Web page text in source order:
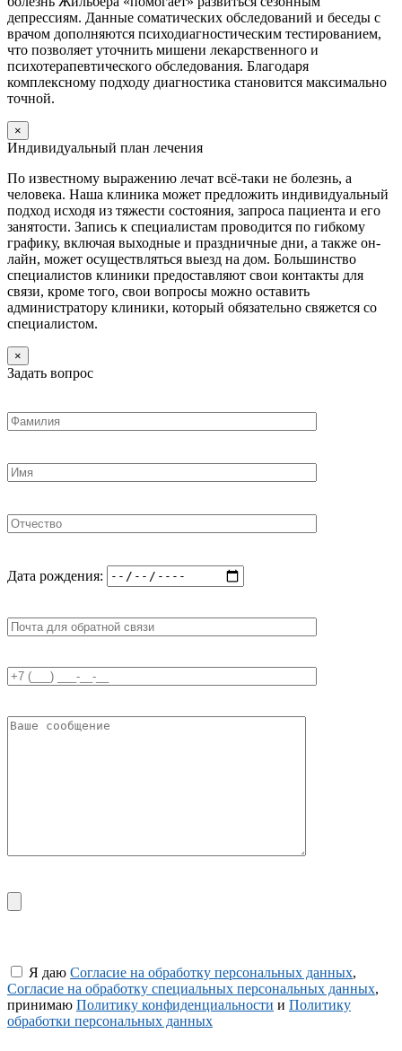
депрессиям. Данные соматических обследований и беседы с
врачом дополняются психодиагностическим тестированием,
что позволяет уточнить мишени лекарственного и
психотерапевтического обследования. Благодаря
комплексному подходу диагностика становится максимально
точной.
×
Индивидуальный план лечения
По известному выражению лечат всё-таки не болезнь, а
человека. Наша клиника может предложить индивидуальный
подход исходя из тяжести состояния, запроса пациента и его
занятости. Запись к специалистам проводится по гибкому
графику, включая выходные и праздничные дни, а также он-
лайн, может осуществляться выезд на дом. Большинство
специалистов клиники предоставляют свои контакты для
связи, кроме того, свои вопросы можно оставить
администратору клиники, который обязательно свяжется со
специалистом.
×
Задать вопрос
Дата рождения:
Я даю Согласие на обработку персональных данных,
Согласие на обработку специальных персональных данных,
принимаю Политику конфиденциальности и Политику
обработки персональных данных